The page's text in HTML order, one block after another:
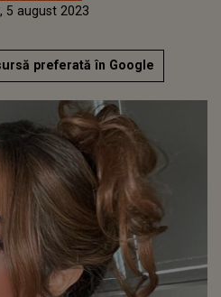
5 august 2023
preferată în Google